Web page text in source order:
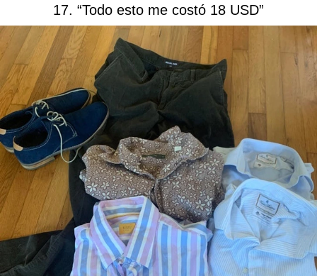
17. “Todo esto me costó 18 USD”